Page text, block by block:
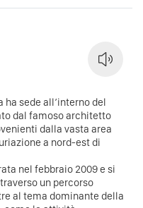
ha sede all’interno del
dal famoso architetto
dalla vasta area
a nord-est di
nel febbraio 2009 e si
un percorso
al tema dominante della